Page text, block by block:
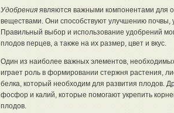
Удобренияявляются важными компонентами для
веществами. Они способствуют улучшению почвы,
Правильный выбор и использование удобрений
плодов перцев, а также на их размер, цвет и вкус.
Один из наиболее важных элементов,
играет роль в формировании стержня растения,
белка, который необходим для развития плодов.
фосфор и калий, которые помогают укрепить
плодов.